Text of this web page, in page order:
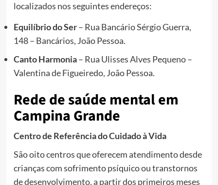
localizados nos seguintes endereços:
Equilíbrio do Ser– Rua Bancário Sérgio Guerra,
148 – Bancários, João Pessoa.
Canto Harmonia– Rua Ulisses Alves Pequeno –
Valentina de Figueiredo, João Pessoa.
Rede de saúde mental em
Campina Grande
Centro de Referência do Cuidado à Vida
São oito centros que oferecem atendimento desde
crianças com sofrimento psíquico ou transtornos
de desenvolvimento, a partir dos primeiros meses